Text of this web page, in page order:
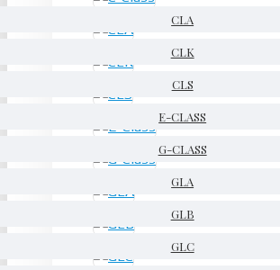
CLA
CLK
CLS
E-CLASS
G-CLASS
GLA
GLB
GLC